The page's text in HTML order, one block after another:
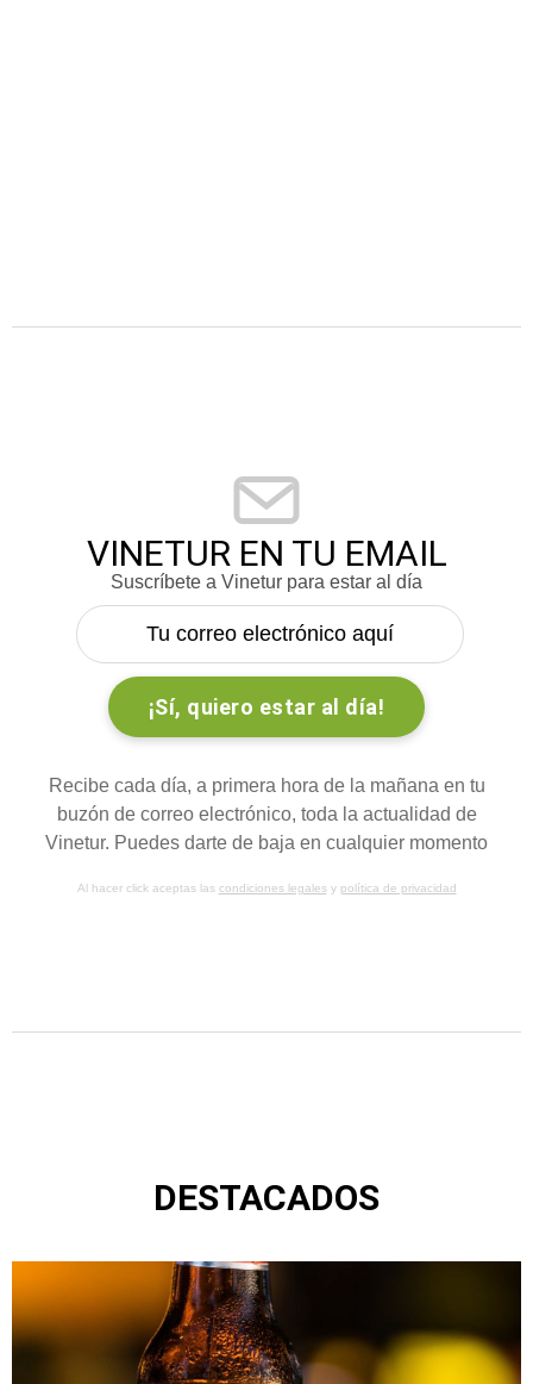
VINETUR EN TU EMAIL
Suscríbete a Vinetur para estar al día
Recibe cada día, a primera hora de la mañana en tu
buzón de correo electrónico, toda la actualidad de
Vinetur. Puedes darte de baja en cualquier momento
Al hacer click aceptas las condiciones legalesy política de privacidad
DESTACADOS